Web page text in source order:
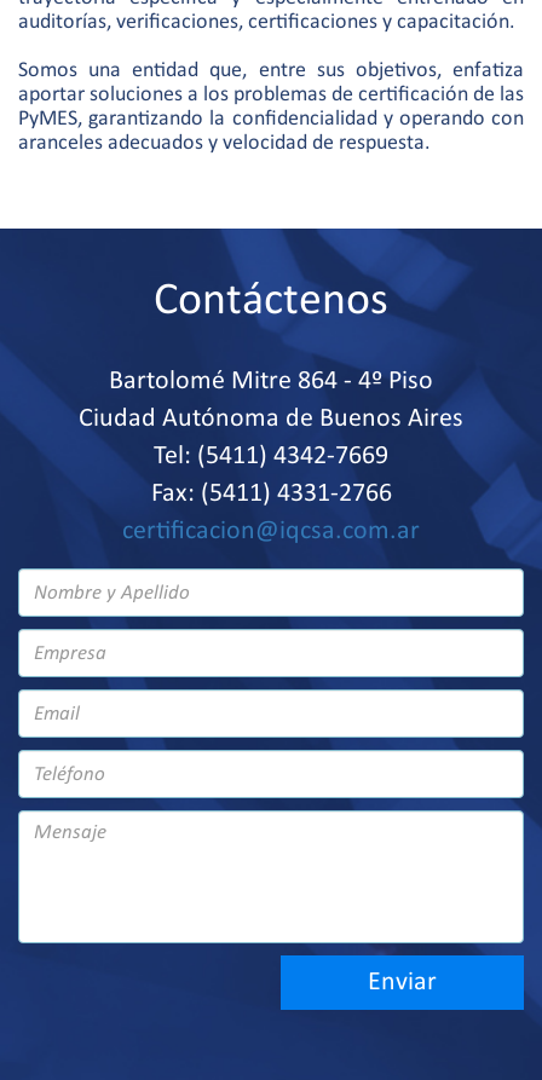
auditorías, verificaciones, certificaciones y capacitación.
Somos una entidad que, entre sus objetivos, enfatiza
aportar soluciones a los problemas de certificación de las
PyMES, garantizando la confidencialidad y operando con
aranceles adecuados y velocidad de respuesta.
Contáctenos
Bartolomé Mitre 864 - 4º Piso
Ciudad Autónoma de Buenos Aires
Tel: (5411) 4342-7669
Fax: (5411) 4331-2766
certificacion@iqcsa.com.ar
Enviar